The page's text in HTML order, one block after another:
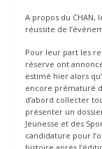
A propos du CHAN,
réussite de
Pour leur part les
réserve ont
estimé hier alors
encore prématuré
d’abord collecter
présenter un
Jeunesse et des
candidature pour